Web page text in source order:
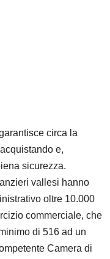
circa la
e,
sicurezza.
vallesi hanno
oltre 10.000
commerciale, che
di 516 ad un
Camera di